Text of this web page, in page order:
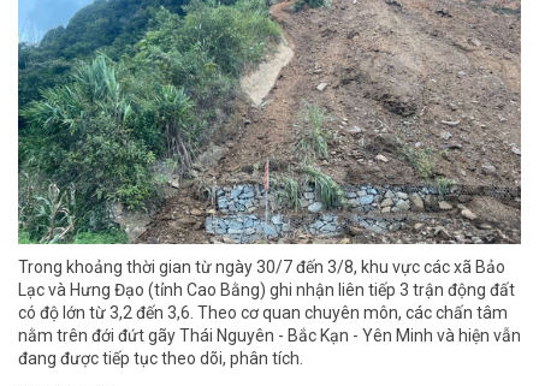
Trong khoảng thời gian từ ngày 30/7 đến 3/8, khu vực các xã Bảo
Lạc và Hưng Đạo (tỉnh Cao Bằng) ghi nhận liên tiếp 3 trận động đất
có độ lớn từ 3,2 đến 3,6. Theo cơ quan chuyên môn, các chấn tâm
nằm trên đới đứt gãy Thái Nguyên - Bắc Kạn - Yên Minh và hiện vẫn
đang được tiếp tục theo dõi, phân tích.